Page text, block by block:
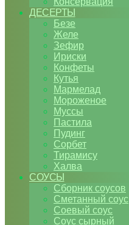
ДЕСЕРТЫ
Безе
Желе
Зефир
Ириски
Конфеты
Кутья
Мармелад
Мороженое
Муссы
Пастила
Пудинг
Сорбет
Тирамису
Халва
СОУСЫ
Сборник соусов
Сметанный соус
Соевый соус
Соус сырный